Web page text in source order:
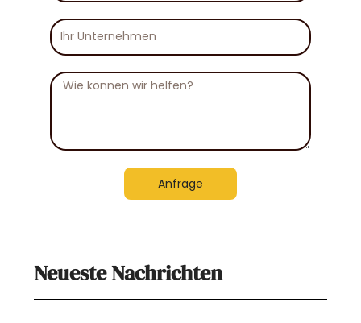
Ihr
Unternehmen
Nachricht
Anfrage
Neueste Nachrichten